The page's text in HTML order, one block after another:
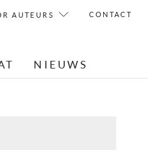
AUTEURS CONTACT
NIEUWS